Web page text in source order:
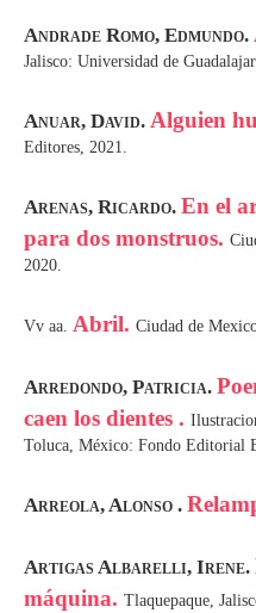
Andrade Romo, Edmundo.
Jalisco: Universidad de
Anuar, David. Alguien
Editores, 2021.
Arenas, Ricardo. En el
para dos monstruos.
2020.
Vv aa. Abril. Ciudad de
Arredondo, Patricia.
caen los dientes .
Toluca, México: Fondo Editorial
Arreola, Alonso .
Artigas Albarelli, Irene.
máquina. Tlaquepaque,